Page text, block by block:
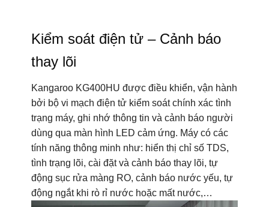
Kiểm soát điện tử – Cảnh báo
thay lõi
Kangaroo KG400HU được điều khiển, vận hành
bởi bộ vi mạch điện tử kiểm soát chính xác tình
trạng máy, ghi nhớ thông tin và cảnh báo người
dùng qua màn hình LED cảm ứng. Máy có các
tính năng thông minh như: hiển thị chỉ số TDS,
tình trạng lõi, cài đặt và cảnh báo thay lõi, tự
động sục rửa màng RO, cảnh báo nước yếu, tự
động ngắt khi rò rỉ nước hoặc mất nước,…